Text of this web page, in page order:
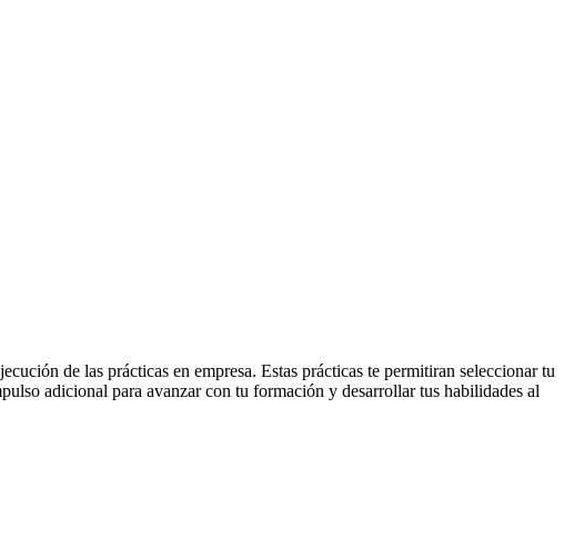
de las prácticas en empresa. Estas prácticas te permitiran seleccionar tu
adicional para avanzar con tu formación y desarrollar tus habilidades al